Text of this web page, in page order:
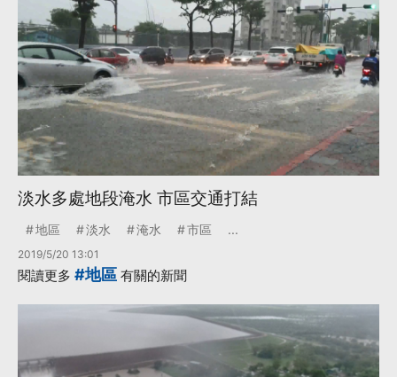
淡水多處地段淹水 市區交通打結
地區 淡水 淹水 市區 ...
2019/5/20 13:01
閱讀更多 #地區 有關的新聞